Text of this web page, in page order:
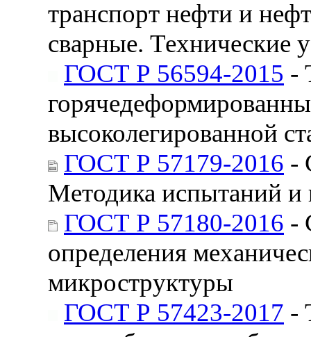
транспорт нефти и
сварные. Технические
ГОСТ Р 56594-2015 -
высоколегированной
ГОСТ Р 57179-2016 -
Методика испытаний и
ГОСТ Р 57180-2016 -
определения
микроструктуры
ГОСТ Р 57423-2017 -